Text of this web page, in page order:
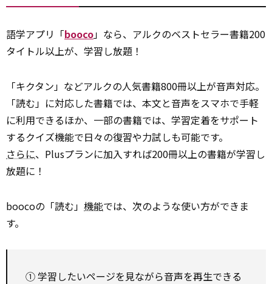
語学アプリ「booco」なら、アルクのベストセラー書籍200
タイトル以上が、学習し放題！
「キクタン」などアルクの人気書籍800冊以上が音声対応。
「読む」に対応した書籍では、本文と音声をスマホで手軽
に利用できるほか、一部の書籍では、学習定着をサポート
するクイズ機能で日々の復習や力試しも可能です。
さらに、Plusプランに加入すれば200冊以上の書籍が学習し
放題に！
boocoの「読む」 機能では、次のような使い方ができま
す。
① 学習したいページを見ながら音声を再生できる